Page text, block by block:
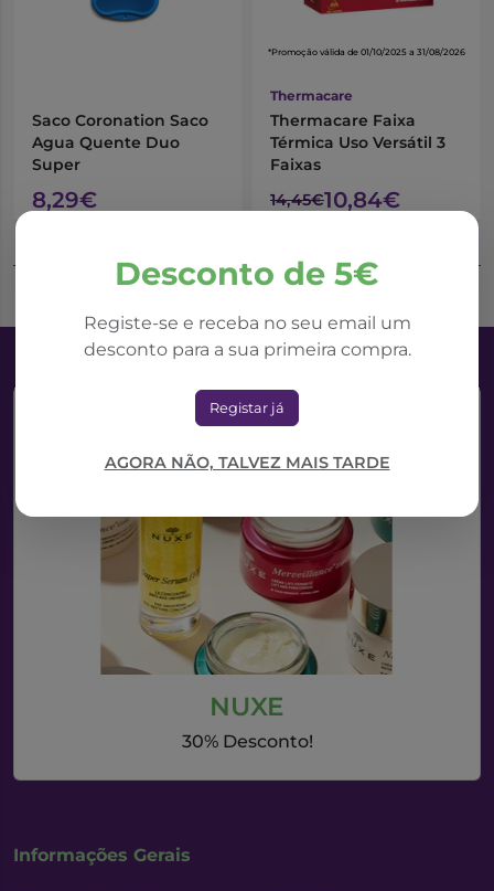
Se tem 55 anos ou mais, utilize ThermaCare® sobre
Desconto de 5€
Registe-se e receba no seu email um
desconto para a sua primeira compra.
Registar já
AGORA NÃO, TALVEZ MAIS TARDE
Saco Coronation Saco
Agua Quente Duo
Super
8,29€
*Promoção válida de 01/10/2025 a 31/08/2026
Thermacare
Thermacare Faixa
Térmica Uso Versátil 3
Faixas
14,45€10,84€
NUXE
30% Desconto!
Informações Gerais